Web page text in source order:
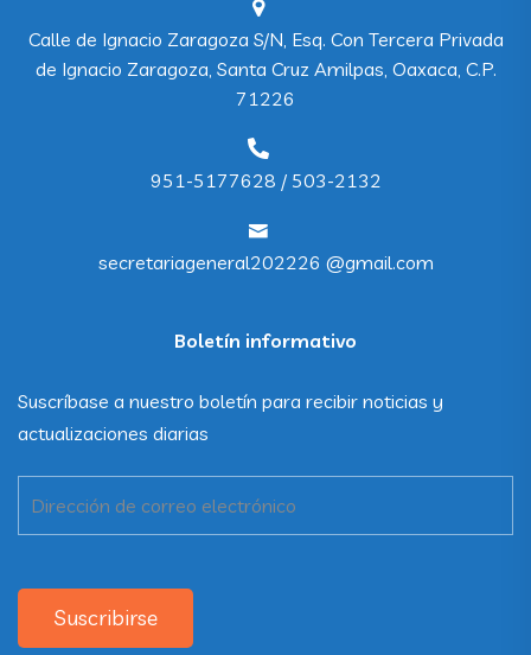
Calle de Ignacio Zaragoza S/N, Esq. Con Tercera Privada
de Ignacio Zaragoza, Santa Cruz Amilpas, Oaxaca, C.P.
71226
951-5177628 / 503-2132
secretariageneral202226 @gmail.com
Boletín informativo
Suscríbase a nuestro boletín para recibir noticias y
actualizaciones diarias
Suscribirse